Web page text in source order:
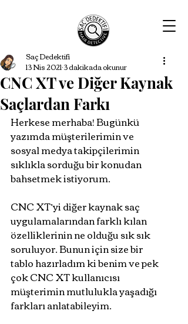
CNC XT ve Diğer Kaynak
Saçlardan Farkı
Saç Dedektifi
13 Nis 20213 dakikada okunur
Herkese merhaba! Bugünkü
yazımda müşterilerimin ve
sosyal medya takipçilerimin
sıklıkla sorduğu bir konudan
bahsetmek istiyorum.
CNC XT’yi diğer kaynak saç
uygulamalarından farklı kılan
özelliklerinin ne olduğu sık sık
soruluyor. Bunun için size bir
tablo hazırladım ki benim ve pek
çok CNC XT kullanıcısı
müşterimin mutlulukla yaşadığı
farkları anlatabileyim.